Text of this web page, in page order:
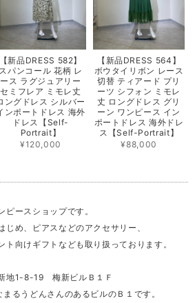
【新品DRESS 582】
スパンコール 花柄 レ
ース ラグジュアリー
セミフレア ミモレ丈
ングドレス シルバー
ンポートドレス 海外
ドレス【Self-
Portrait】
¥120,000
【新品DRESS 564】
ボウタイリボン レース
切替 ティアード プリ
ーツ シフォン ミモレ
丈 ロングドレス グリ
ーン ワンピース イン
ポートドレス 海外ドレ
ス【Self-Portrait】
¥88,000
ースショップです。
じめ、ピアスなどのアクセサリー、
ト向けギフトなども取り扱っております。
地1-8-19 梅新ビルＢ１Ｆ
うどんさんのあるビルのＢ１です。